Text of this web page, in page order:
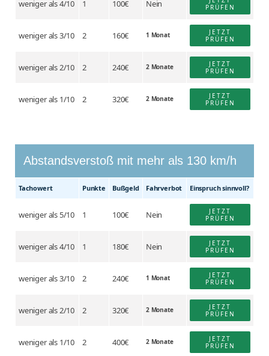
weniger als 4/10 1 100€ Nein
PRÜFEN
weniger als 3/10 2 160€ 1 Monat
JETZT
PRÜFEN
weniger als 2/10 2 240€ 2 Monate
JETZT
PRÜFEN
weniger als 1/10 2 320€ 2 Monate
JETZT
PRÜFEN
Abstandsverstoß mit mehr als 130 km/h
Tacho­wert Punkte Buß­geld Fahr­verbot Einspruch sinnvoll?
weniger als 5/10 1 100€ Nein
JETZT
PRÜFEN
weniger als 4/10 1 180€ Nein
JETZT
PRÜFEN
weniger als 3/10 2 240€ 1 Monat
JETZT
PRÜFEN
weniger als 2/10 2 320€ 2 Monate
JETZT
PRÜFEN
weniger als 1/10 2 400€ 2 Monate
JETZT
PRÜFEN